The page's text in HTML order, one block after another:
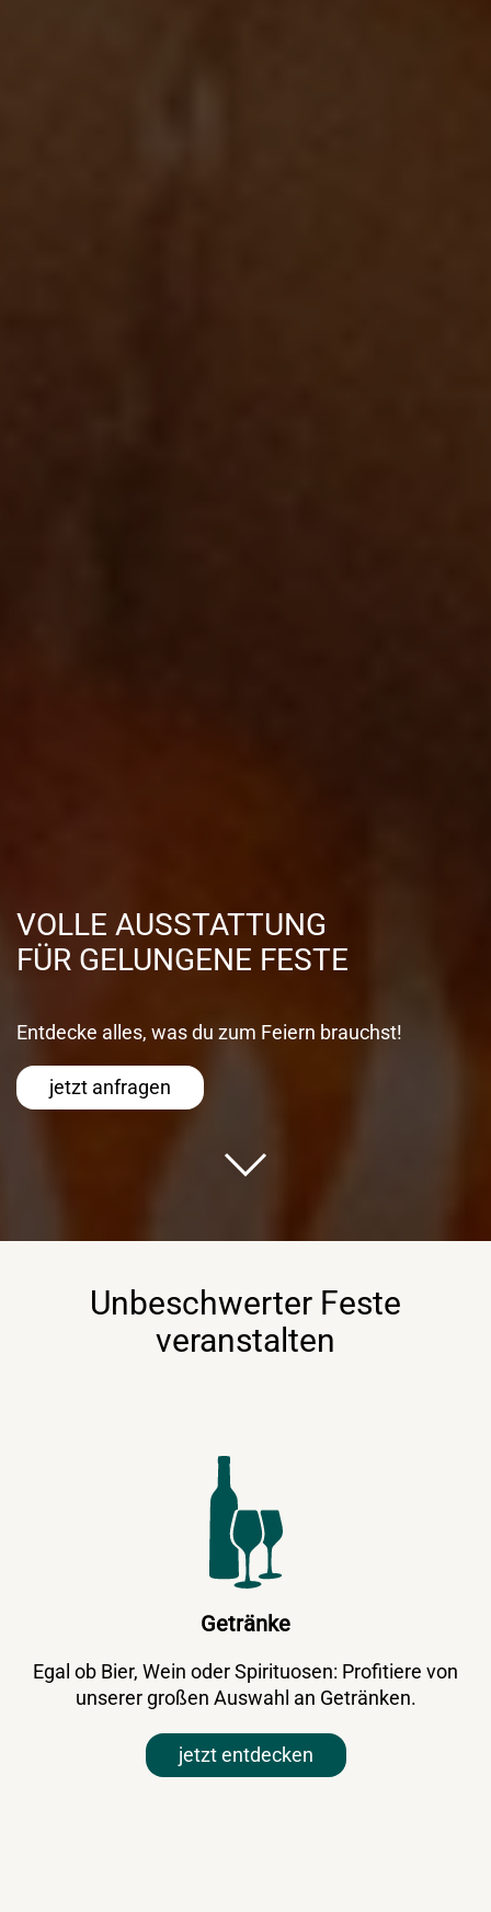
VOLLE AUSSTATTUNG
FÜR GELUNGENE FESTE
Entdecke alles, was du zum Feiern brauchst!
jetzt anfragen
Unbeschwerter Feste
veranstalten
Getränke
Egal ob Bier, Wein oder Spirituosen: Profitiere von
unserer großen Auswahl an Getränken.
jetzt entdecken